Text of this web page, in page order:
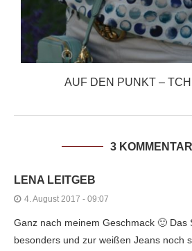
AUF DEN PUNKT –
3
LENA LEITGEB
4. August 2017 - 09:07
Ganz nach meinem Geschmack 🙂 Das
besonders und zur weißen Jeans noch